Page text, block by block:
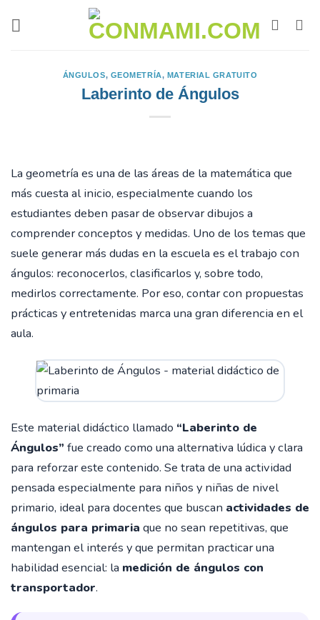
ÁNGULOS, GEOMETRÍA, MATERIAL GRATUITO
Laberinto de Ángulos
La geometría es una de las áreas de la matemática que
más cuesta al inicio, especialmente cuando los
estudiantes deben pasar de observar dibujos a
comprender conceptos y medidas. Uno de los temas que
suele generar más dudas en la escuela es el trabajo con
ángulos: reconocerlos, clasificarlos y, sobre todo,
medirlos correctamente. Por eso, contar con propuestas
prácticas y entretenidas marca una gran diferencia en el
aula.
Este material didáctico llamado “Laberinto de
Ángulos” fue creado como una alternativa lúdica y clara
para reforzar este contenido. Se trata de una actividad
pensada especialmente para niños y niñas de nivel
primario, ideal para docentes que buscan actividades de
ángulos para primaria que no sean repetitivas, que
mantengan el interés y que permitan practicar una
habilidad esencial: la medición de ángulos con
transportador.